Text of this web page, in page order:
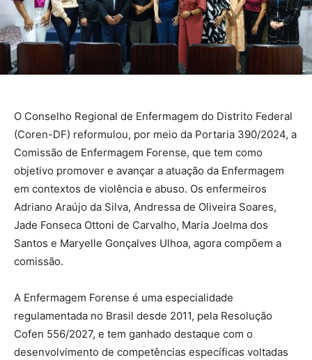
O Conselho Regional de Enfermagem do Distrito Federal
(Coren-DF) reformulou, por meio da Portaria 390/2024, a
Comissão de Enfermagem Forense, que tem como
objetivo promover e avançar a atuação da Enfermagem
em contextos de violência e abuso. Os enfermeiros
Adriano Araújo da Silva, Andressa de Oliveira Soares,
Jade Fonseca Ottoni de Carvalho, Maria Joelma dos
Santos e Maryelle Gonçalves Ulhoa, agora compõem a
comissão.
A Enfermagem Forense é uma especialidade
regulamentada no Brasil desde 2011, pela Resolução
Cofen 556/2027, e tem ganhado destaque com o
desenvolvimento de competências específicas voltadas